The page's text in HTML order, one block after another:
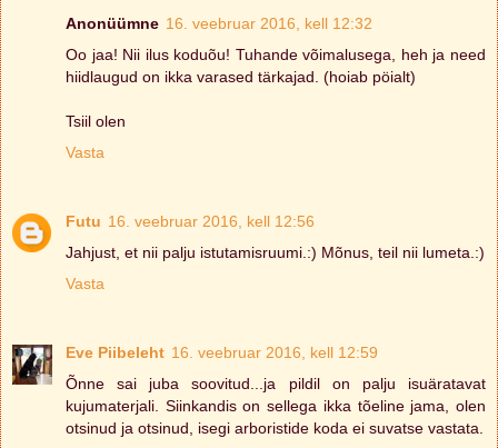
Anonüümne 16. veebruar 2016, kell 12:32
Oo jaa! Nii ilus koduõu! Tuhande võimalusega, heh ja need
hiidlaugud on ikka varased tärkajad. (hoiab pöialt)
Tsiil olen
Vasta
Futu 16. veebruar 2016, kell 12:56
Jahjust, et nii palju istutamisruumi.:) Mõnus, teil nii lumeta.:)
Vasta
Eve Piibeleht 16. veebruar 2016, kell 12:59
Õnne sai juba soovitud...ja pildil on palju isuäratavat
kujumaterjali. Siinkandis on sellega ikka tõeline jama, olen
otsinud ja otsinud, isegi arboristide koda ei suvatse vastata.